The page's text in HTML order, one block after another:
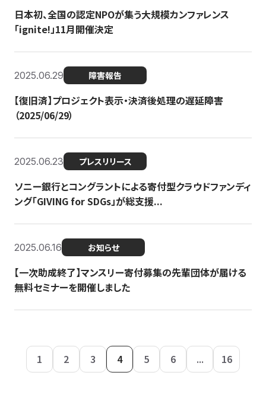
日本初、全国の認定NPOが集う大規模カンファレンス
「ignite!」11月開催決定
2025.06.29 障害報告
【復旧済】プロジェクト表示・決済後処理の遅延障害
（2025/06/29）
2025.06.23 プレスリリース
ソニー銀行とコングラントによる寄付型クラウドファンディ
ング「GIVING for SDGs」が総支援...
2025.06.16 お知らせ
【一次助成終了】マンスリー寄付募集の先輩団体が届ける
無料セミナーを開催しました
1 2 3 4 5 6 ... 16